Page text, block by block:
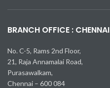
BRANCH OFFICE : CHENNAI
No. C-5, Rams 2nd Floor,
21, Raja Annamalai Road,
Purasawalkam,
Chennai – 600 084